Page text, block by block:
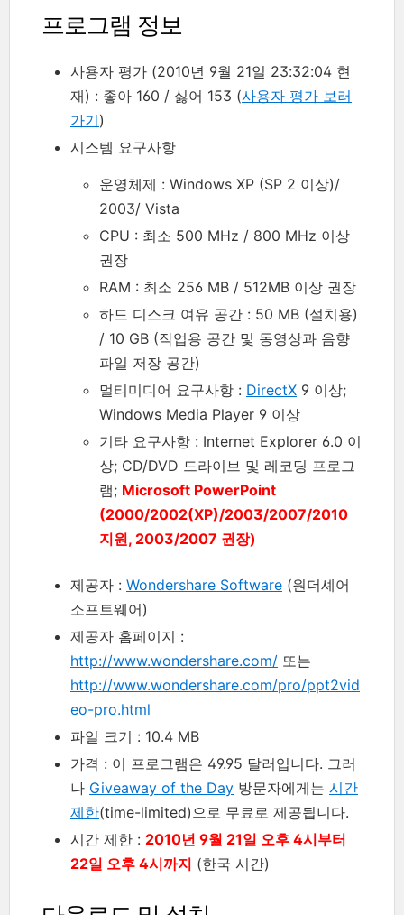
프로그램 정보
사용자 평가 (2010년 9월 21일 23:32:04 현
재) : 좋아 160 / 싫어 153 (사용자 평가 보러
가기)
시스템 요구사항
운영체제 : Windows XP (SP 2 이상)/
2003/ Vista
CPU : 최소 500 MHz / 800 MHz 이상
권장
RAM : 최소 256 MB / 512MB 이상 권장
하드 디스크 여유 공간 : 50 MB (설치용)
/ 10 GB (작업용 공간 및 동영상과 음향
파일 저장 공간)
멀티미디어 요구사항 : DirectX 9 이상;
Windows Media Player 9 이상
기타 요구사항 : Internet Explorer 6.0 이
상; CD/DVD 드라이브 및 레코딩 프로그
램; Microsoft PowerPoint
(2000/2002(XP)/2003/2007/2010
지원, 2003/2007 권장)
제공자 : Wondershare Software (원더셰어
소프트웨어)
제공자 홈페이지 :
http://www.wondershare.com/ 또는
http://www.wondershare.com/pro/ppt2vid
eo-pro.html
파일 크기 : 10.4 MB
가격 : 이 프로그램은 49.95 달러입니다. 그러
나 Giveaway of the Day 방문자에게는 시간
제한(time-limited)으로 무료로 제공됩니다.
시간 제한 : 2010년 9월 21일 오후 4시부터
22일 오후 4시까지 (한국 시간)